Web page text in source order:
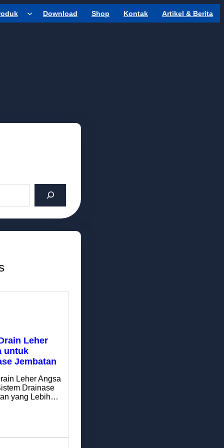
Download Shop Kontak Artikel & Berita
Leher
untuk
Jembatan
Leher Angsa
Drainase
yang Lebih…